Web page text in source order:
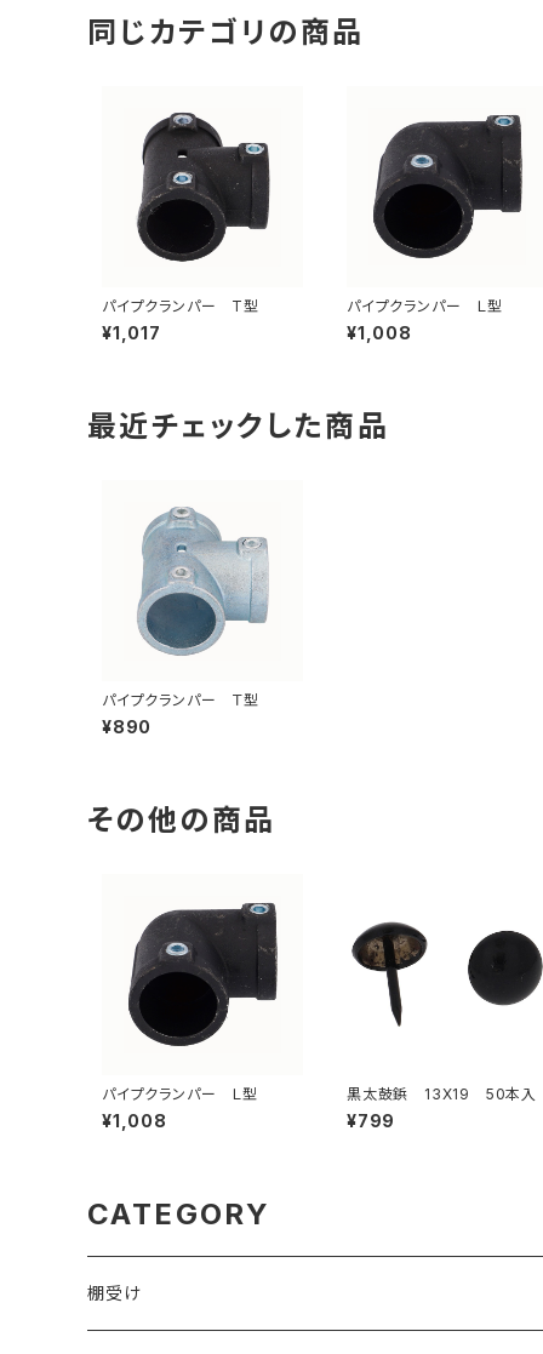
同じカテゴリの商品
パイプクランパー T型
¥1,017
パイプクランパー Ｌ型
¥1,008
最近チェックした商品
パイプクランパー Ｔ型
¥890
その他の商品
パイプクランパー Ｌ型
¥1,008
黒太鼓鋲 13X19 50本入
¥799
CATEGORY
棚受け